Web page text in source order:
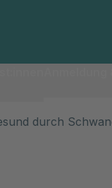
durch